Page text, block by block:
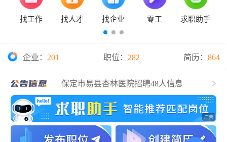
找工作 找人才 找企业 零工 求职助手
企业： 201 职位： 282 简历： 864
保定钞票纸业有限公司2026年度招聘
告
保定市易县杏林医院招聘48人信息
保定华医中医医院招聘15人公告
华北理工大学2025年第二次公开选聘工作
人员公告
国有企业公开招聘18名工作人员公告
河北省2025年中央特岗计划招聘教师
保定市青少年宫常态化选拔全学科兼职教